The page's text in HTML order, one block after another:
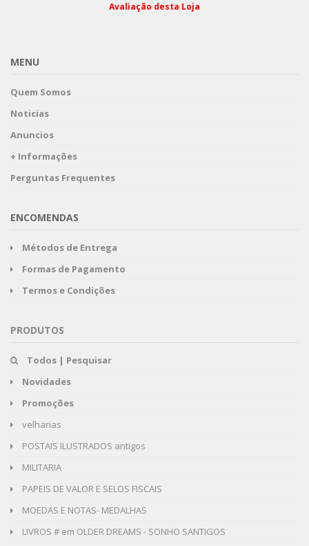
Avaliação desta Loja
MENU
Quem Somos
Noticias
Anuncios
+ Informações
Perguntas Frequentes
ENCOMENDAS
Métodos de Entrega
Formas de Pagamento
Termos e Condições
PRODUTOS
Todos | Pesquisar
Novidades
Promoções
velharias
POSTAIS ILUSTRADOS antigos
MILITARIA
PAPEIS DE VALOR E SELOS FISCAIS
MOEDAS E NOTAS- MEDALHAS
LIVROS # em OLDER DREAMS - SONHO SANTIGOS